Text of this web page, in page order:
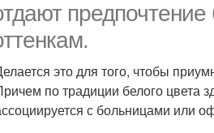
это для того, чтобы
по традиции белого цвета
с больницами или